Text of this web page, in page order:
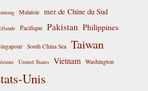
Malaisie mer de Chine du Sud
Pacifique Pakistan Philippines
South China Sea Taiwan
United States Vietnam Washington
Unis